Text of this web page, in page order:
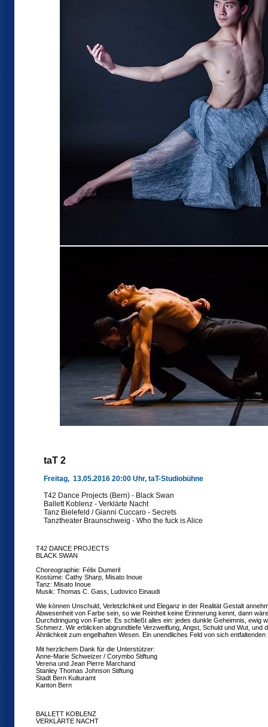
taT 2
Freitag, 13.05.2016 20:00 Uhr, taT-Studiobühne
T42 Dance Projects (Bern) - Black Swan
Ballett Koblenz - Verklärte Nacht
Tanz Bielefeld / Gianni Cuccaro - Secrets
Tanztheater Braunschweig - Who the fuck is Alice
T42 DANCE PROJECTS
BLACK SWAN
Choreographie: Félix Dumeril
Kostüme: Cathy Sharp, Misato Inoue
Tanz: Misato Inoue
Musik: Thomas C. Gass, Ludovico Einaudi
Wie können Unschuld, Verletzlichkeit und Eleganz in der Realität Gestalt
Abwesenheit von Farbe sein, so wie Reinheit keine Erinnerung kennt, dann
Durchdringung von Farbe. Es schließt alles ein: jedes dunkle Geheimnis, ewig
Schmerz. Wir erblicken abgrundtiefe Verzweiflung, Angst, Schuld und Wut, und
Ähnlichkeit zum engelhaften Wesen. Ein unendliches Feld von sich
Mit herzlichem Dank für die Unterstützer:
Anne-Marie Schweizer / Corymbo Stiftung
Verena und Jean Pierre Marchand
Stanley Thomas Johnson Stiftung
Stadt Bern Kulturamt
Kanton Bern
BALLETT KOBLENZ
VERKLÄRTE NACHT